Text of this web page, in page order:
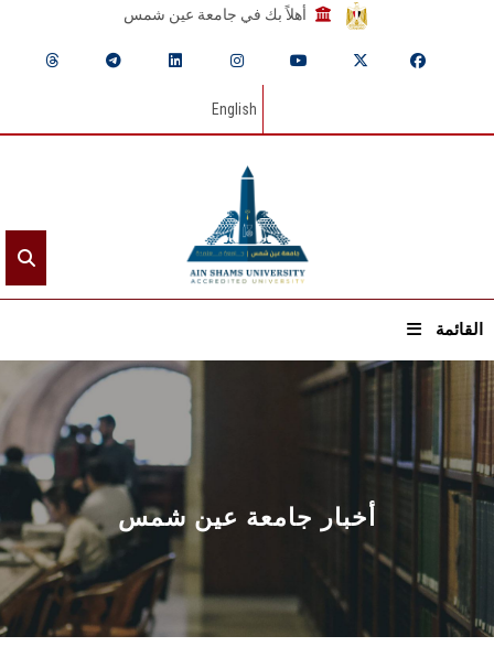
أهلاً بك في جامعة عين شمس
English
القائمة
الرئيسيـة
عن الجامعة
القطاعـات
الشئون الأكاديمية
البحث العلمي
أخبار جامعة عين شمس